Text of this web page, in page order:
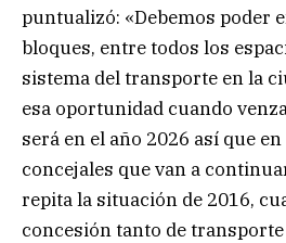
puntualizó: «Debemos poder
bloques, entre todos los
sistema del transporte en la
esa oportunidad cuando
será en el año 2026 así que
concejales que van a
repita la situación de 2016,
concesión tanto de